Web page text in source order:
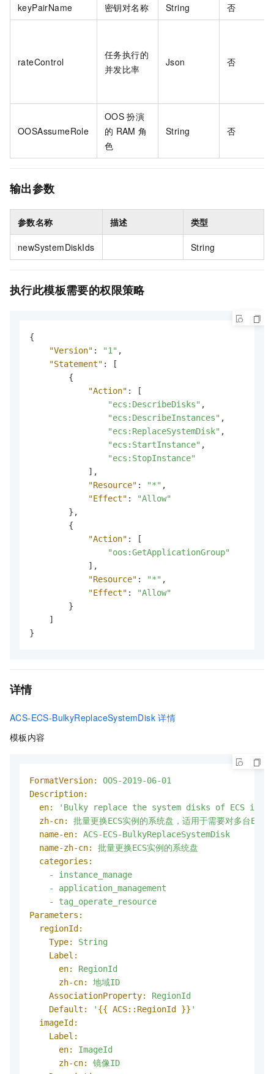
keyPairName 密钥对名称 String 否
rateControl
任务执行的
并发比率
Json 否
OOSAssumeRole
OOS 扮演
的 RAM 角
色
String 否
输出参数
参数名称 描述 类型
newSystemDiskIds String
执行此模板需要的权限策略
{
"Version" : "1" ,
"Statement" :
[
{
"Action" :
[
"ecs:DescribeDisks" ,
"ecs:DescribeInstances" ,
"ecs:ReplaceSystemDisk" ,
"ecs:StartInstance" ,
"ecs:StopInstance"
] ,
"Resource" : "*" ,
"Effect" :
"Allow"
} ,
{
"Action" :
[
"oos:GetApplicationGroup"
] ,
"Resource" : "*" ,
"Effect" :
"Allow"
}
]
}
详情
ACS-ECS-BulkyReplaceSystemDisk 详情
模板内容
FormatVersion:
OOS-2019-06-01
Description:
en:
'Bulky replace the system disks of ECS
zh-cn:
批量更换ECS实例的系统盘，适用于需要对多台
name-en:
ACS-ECS-BulkyReplaceSystemDisk
name-zh-cn:
批量更换ECS实例的系统盘
categories:
-
instance_manage
-
application_management
-
tag_operate_resource
Parameters:
regionId:
Type:
String
Label:
en:
RegionId
zh-cn:
地域ID
AssociationProperty:
RegionId
Default:
' {{ ACS::RegionId }} '
imageId:
Label:
en:
ImageId
zh-cn:
镜像ID